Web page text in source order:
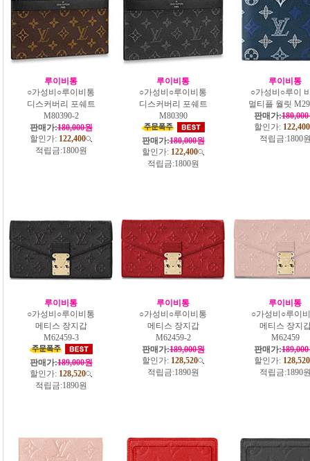
루이비통
○가성비○루이비통
디스커버리 포쉐트
M80390-2
판매가:180,000원
할인가: 122,400
적립금:1800원
루이비통
○가성비○루이비통
디스커버리 포쉐트
M80390
판매가:180,000원
할인가: 122,400
적립금:1800원
루이비통
○가성비○루이
멀티플 월릿
판매가:
할인가: 122,400
적립금:1800
루이비통
○가성비○루이비통
메티스 장지갑
M62459-3
판매가:189,000원
할인가: 128,520
적립금:1890원
루이비통
○가성비○루이비통
메티스 장지갑
M62459-2
판매가:189,000원
할인가: 128,520
적립금:1890원
루이비통
○가성비○루이
메티스 장지
M62459
판매가:
할인가: 128,520
적립금:1890